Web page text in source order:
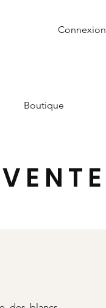
Connexion
Boutique